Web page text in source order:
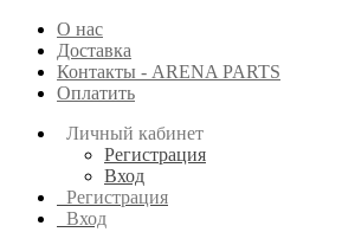
О нас
Доставка
Контакты - ARENA PARTS
Оплатить
Личный кабинет
Регистрация
Вход
Регистрация
Вход